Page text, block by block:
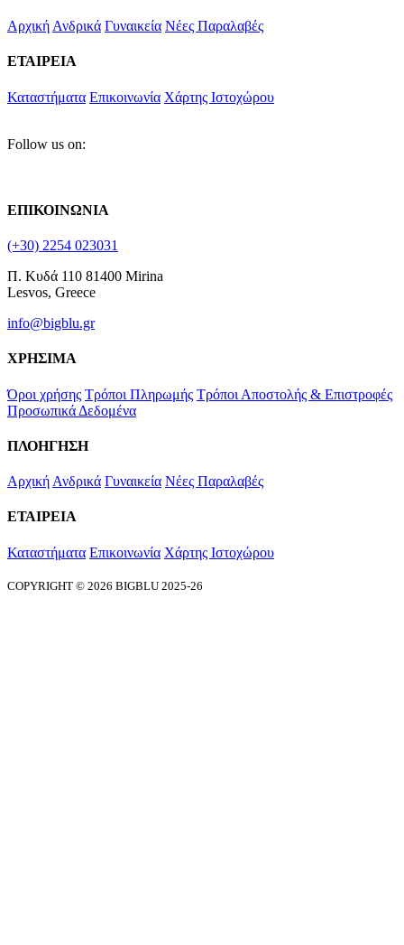
Αρχική Ανδρικά Γυναικεία Νέες Παραλαβές
ΕΤΑΙΡΕΙΑ
Καταστήματα Επικοινωνία Χάρτης Ιστοχώρου
Follow us on:
ΕΠΙΚΟΙΝΩΝΙΑ
(+30) 2254 023031
Π. Κυδά 110 81400 Mirina
Lesvos, Greece
info@bigblu.gr
ΧΡΗΣΙΜΑ
Όροι χρήσης Τρόποι Πληρωμής Τρόποι Αποστολής & Επιστροφές
Προσωπικά Δεδομένα
ΠΛΟΗΓΗΣΗ
Αρχική Ανδρικά Γυναικεία Νέες Παραλαβές
ΕΤΑΙΡΕΙΑ
Καταστήματα Επικοινωνία Χάρτης Ιστοχώρου
COPYRIGHT © 2026 BIGBLU 2025-26